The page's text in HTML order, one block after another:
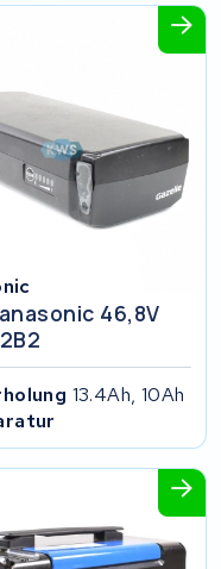
46,8V
13.4Ah, 10Ah